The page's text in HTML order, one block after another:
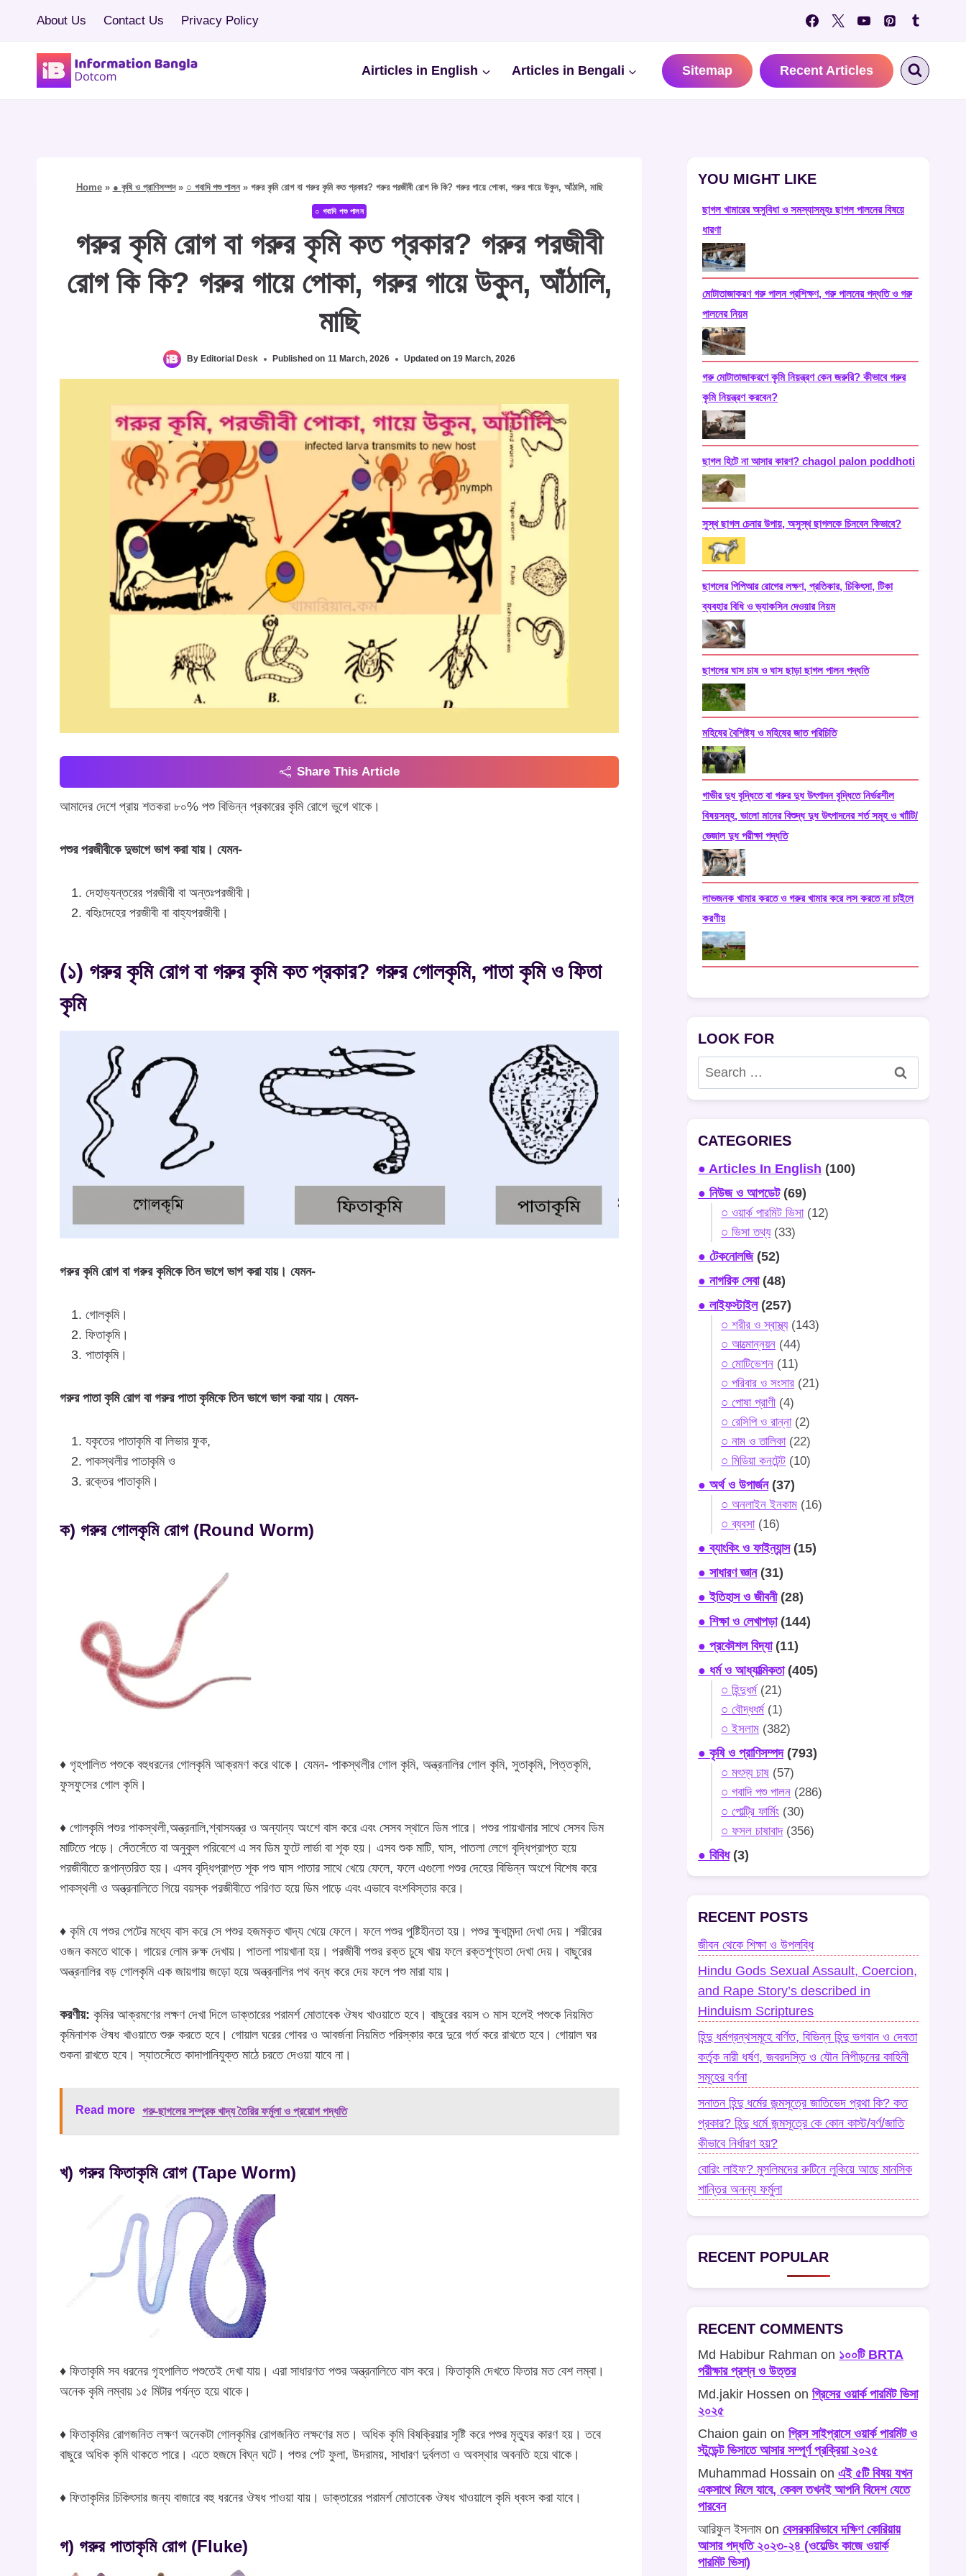
content
About Us Contact Us Privacy Policy
Airticles in English Articles in Bengali Sitemap Recent Articles
Home» ● কৃষি ও প্রাণিসম্পদ» ○ গবাদি পশু পালন» গরুর কৃমি রোগ বা গরুর কৃমি কত প্রকার? গরুর পরজীবী রোগ কি কি? গরুর গায়ে পোকা, গরুর গায়ে উকুন, আঁঠালি, মাছি
○ গবাদি পশু পালন
গরুর কৃমি রোগ বা গরুর কৃমি কত প্রকার? গরুর পরজীবী
রোগ কি কি? গরুর গায়ে পোকা, গরুর গায়ে উকুন, আঁঠালি,
মাছি
By Editorial Desk Published on 11 March, 2026 Updated on 19 March, 2026
Share This Article
আমাদের দেশে প্রায় শতকরা ৮০% পশু বিভিন্ন প্রকারের কৃমি রোগে ভুগে থাকে।
পশুর পরজীবীকে দুভাগে ভাগ করা যায়। যেমন-
দেহাভ্যন্তরের পরজীবী বা অন্তঃপরজীবী।
বহিঃদেহের পরজীবী বা বাহ্যপরজীবী।
(১) গরুর কৃমি রোগ বা গরুর কৃমি কত প্রকার? গরুর গোলকৃমি, পাতা কৃমি ও ফিতা
কৃমি
গরুর কৃমি রোগ বা গরুর কৃমিকে তিন ভাগে ভাগ করা যায়। যেমন-
গোলকৃমি।
ফিতাকৃমি।
পাতাকৃমি।
গরুর পাতা কৃমি রোগ বা গরুর পাতা কৃমিকে তিন ভাগে ভাগ করা যায়। যেমন-
যকৃতের পাতাকৃমি বা লিভার ফুক,
পাকস্থলীর পাতাকৃমি ও
রক্তের পাতাকৃমি।
ক) গরুর গোলকৃমি রোগ (Round Worm)
♦ গৃহপালিত পশুকে বহুধরনের গোলকৃমি আক্রমণ করে থাকে। যেমন- পাকস্থলীর গোল কৃমি, অন্ত্রনালির গোল কৃমি, সুতাকৃমি, পিত্তকৃমি,
ফুসফুসের গোল কৃমি।
♦ গোলকৃমি পশুর পাকস্থলী,অন্ত্রনালি,শ্বাসযন্ত্র ও অন্যান্য অংশে বাস করে এবং সেসব স্থানে ডিম পারে। পশুর পায়খানার সাথে সেসব ডিম
মাটিতে পড়ে। সেঁতসেঁতে বা অনুকুল পরিবেশে এ সব ডিম ফুটে লার্ভা বা শূক হয়। এসব শুক মাটি, ঘাস, পাতলা লেগে বৃদ্ধিপ্রাপ্ত হয়ে
পরজীবীতে রূপান্তরিত হয়। এসব বৃদ্ধিপ্রাপ্ত শূক পশু ঘাস পাতার সাথে খেয়ে ফেলে, ফলে এগুলো পশুর দেহের বিভিন্ন অংশে বিশেষ করে
পাকস্থলী ও অন্ত্রনালিতে গিয়ে বয়স্ক পরজীবীতে পরিণত হয়ে ডিম পাড়ে এবং এভাবে বংশবিস্তার করে।
♦ কৃমি যে পশুর পেটের মধ্যে বাস করে সে পশুর হজমকৃত খাদ্য খেয়ে ফেলে। ফলে পশুর পুষ্টিহীনতা হয়। পশুর ক্ষুধামন্দা দেখা দেয়। শরীরের
ওজন কমতে থাকে। গায়ের লোম রুক্ষ দেখায়। পাতলা পায়খানা হয়। পরজীবী পশুর রক্ত চুষে খায় ফলে রক্তশূণ্যতা দেখা দেয়। বাছুরের
অন্ত্রনালির বড় গোলকৃমি এক জায়গায় জড়াে হয়ে অন্ত্রনালির পথ বন্ধ করে দেয় ফলে পশু মারা যায়।
করণীয়: কৃমির আক্রমণের লক্ষণ দেখা দিলে ডাক্তারের পরামর্শ মোতাবেক ঔষধ খাওয়াতে হবে। বাছুরের বয়স ৩ মাস হলেই পশুকে নিয়মিত
কৃমিনাশক ঔষধ খাওয়াতে শুরু করতে হবে। গোয়াল ঘরের গোবর ও আবর্জনা নিয়মিত পরিস্কার করে দুরে গর্ত করে রাখতে হবে। গোয়াল ঘর
শুকনা রাখতে হবে। স্যাতসেঁতে কাদাপানিযুক্ত মাঠে চরতে দেওয়া যাবে না।
Read more গরু-ছাগলের সম্পূরক খাদ্য তৈরির ফর্মুলা ও প্রয়োগ পদ্ধতি
খ) গরুর ফিতাকৃমি রোগ (Tape Worm)
♦ ফিতাকৃমি সব ধরনের গৃহপালিত পশুতেই দেখা যায়। এরা সাধারণত পশুর অন্ত্রনালিতে বাস করে। ফিতাকৃমি দেখতে ফিতার মত বেশ লম্বা।
অনেক কৃমি লম্বায় ১৫ মিটার পর্যন্ত হয়ে থাকে।
♦ ফিতাকৃমির রোগজনিত লক্ষণ অনেকটা গোলকৃমির রোগজনিত লক্ষণের মত। অধিক কৃমি বিষক্রিয়ার সৃষ্টি করে পশুর মৃত্যুর কারণ হয়। তবে
বাছুরে অধিক কৃমি থাকতে পারে। এতে হজমে বিঘ্ন ঘটে। পশুর পেট ফুলা, উদরাময়, সাধারণ দুর্বলতা ও অবস্থার অবনতি হয়ে থাকে।
♦ ফিতাকৃমির চিকিৎসার জন্য বাজারে বহু ধরনের ঔষধ পাওয়া যায়। ডাক্তারের পরামর্শ মোতাবেক ঔষধ খাওয়ালে কৃমি ধ্বংস করা যাবে।
গ) গরুর পাতাকৃমি রোগ (Fluke)
YOU MIGHT LIKE
ছাগল খামারের অসুবিধা ও সমস্যাসমূহঃ ছাগল পালনের বিষয়ে
ধারণা
মােটাতাজাকরণ গরু পালন প্রশিক্ষণ, গরু পালনের পদ্ধতি ও গরু
পালনের নিয়ম
গরু মোটাতাজাকরণে কৃমি নিয়ন্ত্রণ কেন জরুরি? কীভাবে গরুর
কৃমি নিয়ন্ত্রণ করবেন?
ছাগল হিটে না আসার কারণ? chagol palon poddhoti
সুস্থ ছাগল চেনার উপায়, অসুস্থ ছাগলকে চিনবেন কিভাবে?
ছাগলের পিপিআর রোগের লক্ষণ, প্রতিকার, চিকিৎসা, টিকা
ব্যবহার বিধি ও ভ্যাকসিন দেওয়ার নিয়ম
ছাগলের ঘাস চাষ ও ঘাস ছাড়া ছাগল পালন পদ্ধতি
মহিষের বৈশিষ্ট্য ও মহিষের জাত পরিচিতি
গাভীর দুধ বৃদ্ধিতে বা গরুর দুধ উৎপাদন বৃদ্ধিতে নির্ভরশীল
বিষয়সমূহ, ভালো মানের বিশুদ্ধ দুধ উৎপাদনের শর্ত সমূহ ও খাাঁটি/
ভেজাল দুধ পরীক্ষা পদ্ধতি
লাভজনক খামার করতে ও গরুর খামার করে লস করতে না চাইলে
করণীয়
LOOK FOR
Search
for:
CATEGORIES
● Articles In English (100)
● নিউজ ও আপডেট(69)
○ ওয়ার্ক পারমিট ভিসা(12)
○ ভিসা তথ্য(33)
● টেকনোলজি(52)
● নাগরিক সেবা(48)
● লাইফস্টাইল(257)
○ শরীর ও স্বাস্থ্য(143)
○ আত্মোন্নয়ন (44)
○ মোটিভেশন (11)
○ পরিবার ও সংসার (21)
○ পোষা প্রাণী (4)
○ রেসিপি ও রান্না(2)
○ নাম ও তালিকা(22)
○ মিডিয়া কনটেন্ট (10)
● অর্থ ও উপার্জন(37)
○ অনলাইন ইনকাম (16)
○ ব্যবসা(16)
● ব্যাংকিং ও ফাইন্যান্স(15)
● সাধারণ জ্ঞান(31)
● ইতিহাস ও জীবনী(28)
● শিক্ষা ও লেখাপড়া(144)
● প্রকৌশল বিদ্যা(11)
● ধর্ম ও আধ্যাত্মিকতা(405)
○ হিন্দুধর্ম(21)
○ বৌদ্ধধর্ম(1)
○ ইসলাম (382)
● কৃষি ও প্রাণিসম্পদ(793)
○ মৎস্য চাষ (57)
○ গবাদি পশু পালন (286)
○ পোল্ট্রি ফার্মিং (30)
○ ফসল চাষাবাদ(356)
● বিবিধ(3)
RECENT POSTS
জীবন থেকে শিক্ষা ও উপলব্ধি
Hindu Gods Sexual Assault, Coercion,
and Rape Story’s described in
Hinduism Scriptures
হিন্দু ধর্মগ্রন্থসমূহে বর্ণিত, বিভিন্ন হিন্দু ভগবান ও দেবতা
কর্তৃক নারী ধর্ষণ, জবরদস্তি ও যৌন নিপীড়নের কাহিনী
সমূহের বর্ণনা
সনাতন হিন্দু ধর্মের জন্মসূত্রে জাতিভেদ প্রথা কি? কত
প্রকার? হিন্দু ধর্মে জন্মসূত্রে কে কোন কাস্ট/বর্ণ/জাতি
কীভাবে নির্ধারণ হয়?
বোরিং লাইফ? মুসলিমদের রুটিনে লুকিয়ে আছে মানসিক
শান্তির অনন্য ফর্মুলা
RECENT POPULAR
RECENT COMMENTS
Md Habibur Rahman on ১০০টি BRTA
পরীক্ষার প্রশ্ন ও উত্তর
Md.jakir Hossen onগ্রিসের ওয়ার্ক পারমিট ভিসা
২০২৫
Chaion gain onগ্রিস সাইপ্রাসে ওয়ার্ক পারমিট ও
স্টুডেন্ট ভিসাতে আসার সম্পূর্ণ প্রক্রিয়া ২০২৫
Muhammad Hossain onএই ৫টি বিষয় যখন
একসাথে মিলে যাবে, কেবল তখনই আপনি বিদেশ যেতে
পারবেন
আরিফুল ইসলামonবেসরকারিভাবে দক্ষিণ কোরিয়ায়
আসার পদ্ধতি ২০২৩-২৪ (ওয়েল্ডিং কাজে ওয়ার্ক
পারমিট ভিসা)